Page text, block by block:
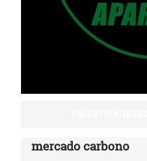
mercado carbono